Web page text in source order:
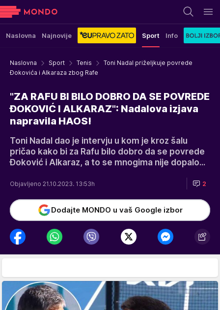
Naslovna Najnovije Sport Info
Naslovna Sport Tenis
Toni Nadal priželjkuje povrede
Đokovića i Alkaraza zbog Rafe
"ZA RAFU BI BILO DOBRO DA SE POVREDE
ĐOKOVIĆ I ALKARAZ": Nadalova izjava
napravila HAOS!
Toni Nadal dao je intervju u kom je kroz šalu
pričao kako bi za Rafu bilo dobro da se povrede
Đoković i Alkaraz, a to se mnogima nije dopalo...
Objavljeno 21.10.2023. 13:53h 2
Dodajte MONDO u vaš Google izbor